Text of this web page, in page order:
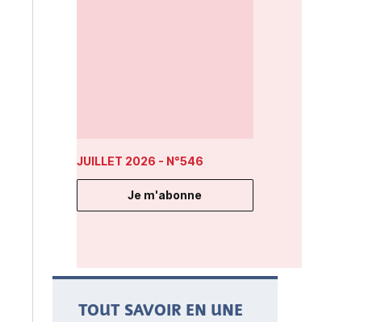
JUILLET 2026 - N°546
Je m'abonne
TOUT SAVOIR EN UNE